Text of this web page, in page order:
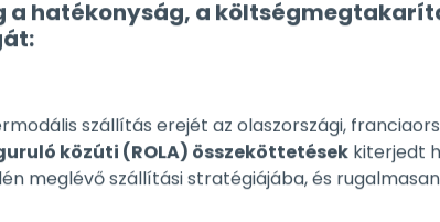
szállítás erejét az olaszországi,
meglévő szállítási stratégiájába, és
Intuitív online foglalási portálunkkal
kattintással, kiküszöbölve az időigényes